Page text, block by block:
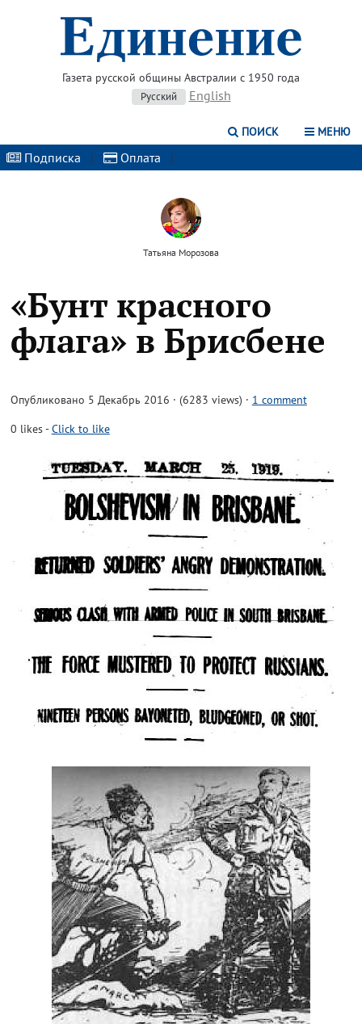
Газета русской общины Австралии с 1950 года
Русский English
ПОИСК МЕНЮ
Подписка | Оплата |
Татьяна Морозова
«Бунт красного
флага» в Брисбене
Опубликовано 5 Декабрь 2016 · (6283 views) · 1 comment
0 likes-Click to like